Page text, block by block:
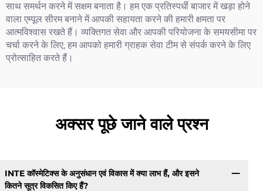
साथ समर्थन करने में सक्षम बनाता है। हम एक प्रतिस्पर्धी बाजार में खड़ा होने
वाला एम्पूल सीरम बनाने में आपकी सहायता करने की हमारी क्षमता पर
आत्मविश्वास रखते हैं। व्यक्तिगत सेवा और आपकी परियोजना के समयसीमा पर
चर्चा करने के लिए, हम आपको हमारी ग्राहक सेवा टीम से संपर्क करने के लिए
प्रोत्साहित करते हैं।
अक्सर पूछे जाने वाले प्रश्न
INTE कॉस्मेटिक्स के अनुसंधान एवं विकास में क्या लाभ हैं, और इसने
कितने सूत्र विकसित किए हैं?